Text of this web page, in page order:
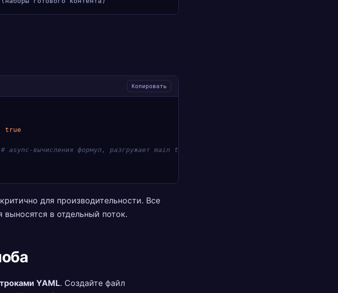
Копировать
true
async-вычисления формул, разгружает main thread
для производительности. Все
в отдельный поток.
YAML. Создайте файл